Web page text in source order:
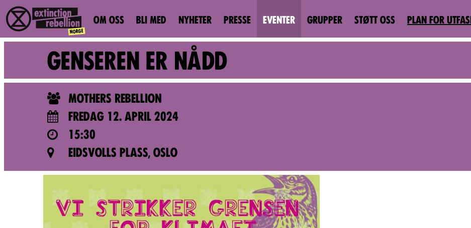
OM OSS BLI MED NYHETER PRESSE EVENTER GRUPPER STØTT OSS PLAN FOR
GENSEREN ER NÅDD
MOTHERS REBELLION
FREDAG 12. APRIL 2024
15:30
EIDSVOLLS PLASS, OSLO